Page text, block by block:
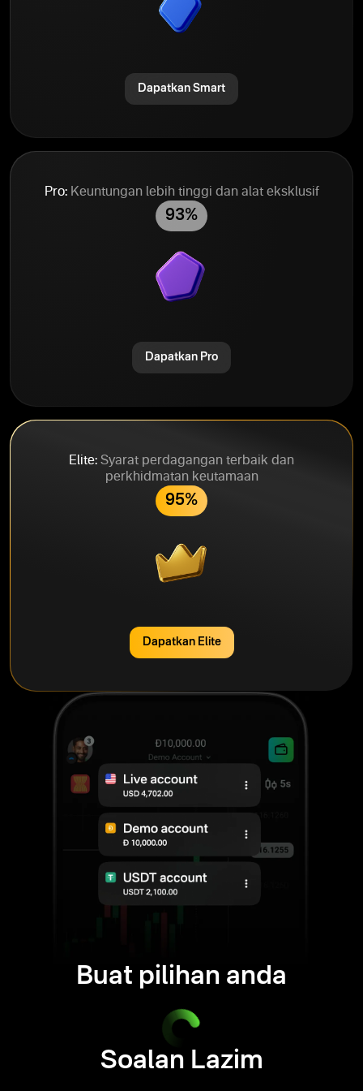
Dapatkan Smart
Pro:Keuntungan lebih tinggi dan alat eksklusif
93%
Dapatkan Pro
Elite: Syarat perdagangan terbaik dan
perkhidmatan keutamaan
95%
Dapatkan Elite
Buat pilihan anda
Soalan Lazim